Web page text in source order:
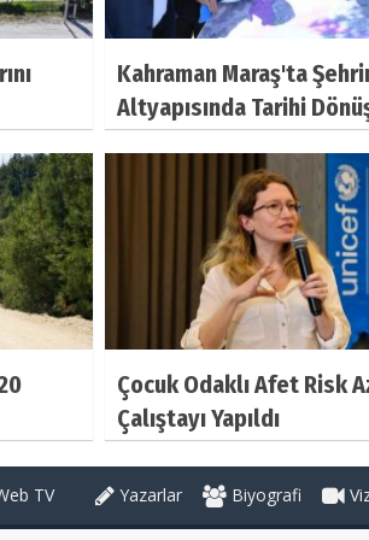
Kahraman Maraş'ta
Altyapısında Tarihi
Çocuk Odaklı Afet Risk
Çalıştayı Yapıldı
TV Yazarlar Biyografi